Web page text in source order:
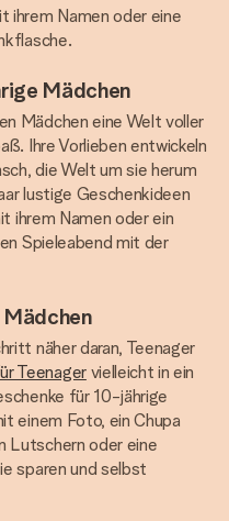
ihrem Namen oder eine
Mädchen
Mädchen eine Welt voller
Ihre Vorlieben entwickeln
die Welt um sie herum
lustige Geschenkideen
ihrem Namen oder ein
Spieleabend mit der
näher daran, Teenager
Teenagervielleicht in ein
für 10-jährige
einem Foto, ein Chupa
Lutschern oder eine
sparen und selbst